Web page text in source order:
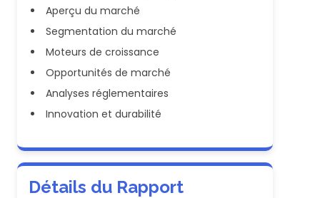
Aperçu du marché
Segmentation du marché
Moteurs de croissance
Opportunités de marché
Analyses réglementaires
Innovation et durabilité
Détails du Rapport